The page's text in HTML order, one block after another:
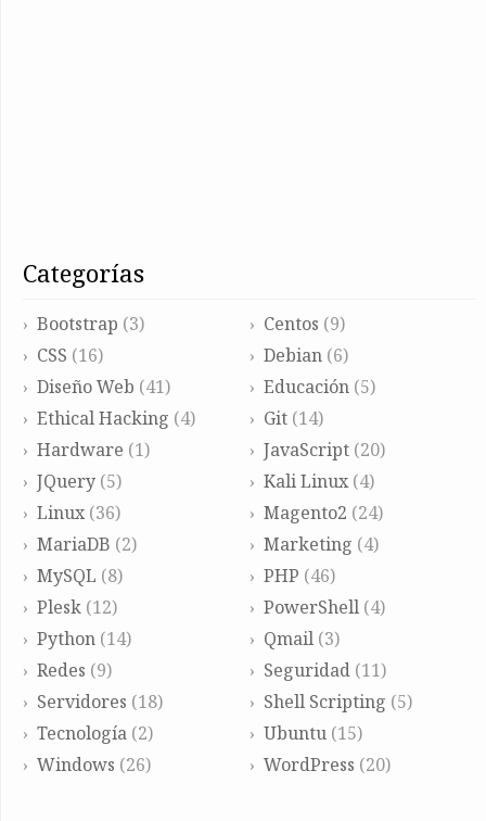
categorías
Bootstrap (3) Centos (9)
CSS (16) Debian(6)
Diseño Web (41) Educación(5)
Ethical Hacking (4) Git(14)
Hardware (1) JavaScript(20)
JQuery (5) Kali Linux(4)
Linux (36) Magento2 (24)
MariaDB (2) Marketing (4)
MySQL (8) PHP (46)
Plesk (12) PowerShell(4)
Python (14) Qmail(3)
Redes (9) Seguridad(11)
Servidores (18) Shell Scripting (5)
Tecnología (2) Ubuntu(15)
Windows (26) WordPress (20)